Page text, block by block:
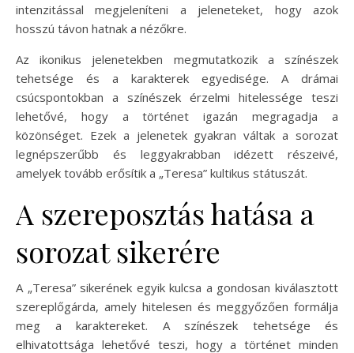
intenzitással megjeleníteni a jeleneteket, hogy azok
hosszú távon hatnak a nézőkre.
Az ikonikus jelenetekben megmutatkozik a színészek
tehetsége és a karakterek egyedisége. A drámai
csúcspontokban a színészek érzelmi hitelessége teszi
lehetővé, hogy a történet igazán megragadja a
közönséget. Ezek a jelenetek gyakran váltak a sorozat
legnépszerűbb és leggyakrabban idézett részeivé,
amelyek tovább erősítik a „Teresa” kultikus státuszát.
A szereposztás hatása a
sorozat sikerére
A „Teresa” sikerének egyik kulcsa a gondosan kiválasztott
szereplőgárda, amely hitelesen és meggyőzően formálja
meg a karaktereket. A színészek tehetsége és
elhivatottsága lehetővé teszi, hogy a történet minden